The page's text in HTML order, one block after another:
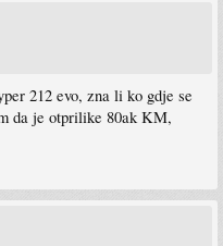
212 evo, zna li ko gdje se
da je otprilike 80ak KM,